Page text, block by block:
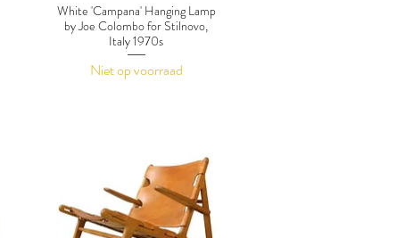
White 'Campana' Hanging Lamp
by Joe Colombo for Stilnovo,
Italy 1970s
Niet op voorraad